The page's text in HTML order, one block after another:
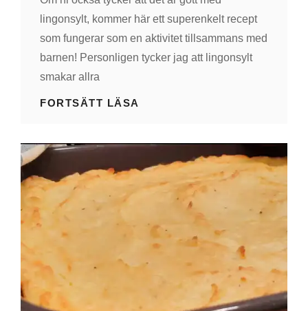
lingonsylt, kommer här ett superenkelt recept
som fungerar som en aktivitet tillsammans med
barnen! Personligen tycker jag att lingonsylt
smakar allra
FORTSÄTT LÄSA